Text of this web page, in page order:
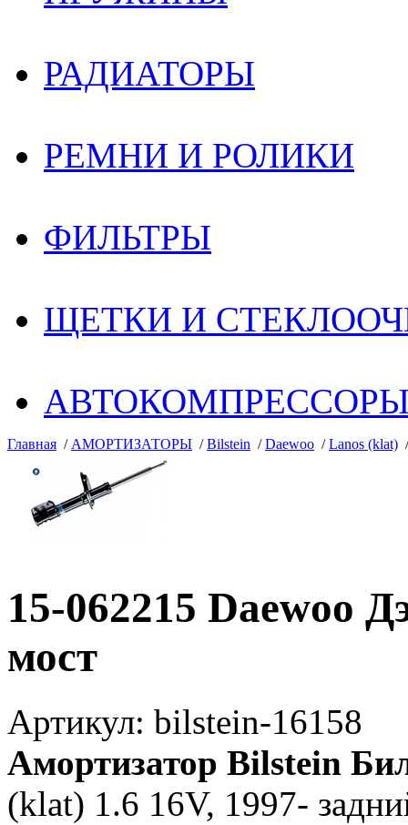
РАДИАТОРЫ
РЕМНИ И РОЛИКИ
ФИЛЬТРЫ
ЩЕТКИ И
Главная / АМОРТИЗАТОРЫ /Bilstein /Daewoo /Lanos (klat)
15-062215 Daewoo
мост
Артикул: bilstein-16158
Амортизатор Bilstein
(klat) 1.6 16V, 1997-